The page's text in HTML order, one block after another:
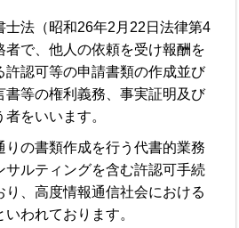
士法（昭和26年2月22日法律第4
者で、他人の依頼を受け報酬を
許認可等の申請書類の作成並び
書等の権利義務、事実証明及び
をいいます。
りの書類作成を行う代書的業務
サルティングを含む許認可手続
り、高度情報通信社会における
われております。